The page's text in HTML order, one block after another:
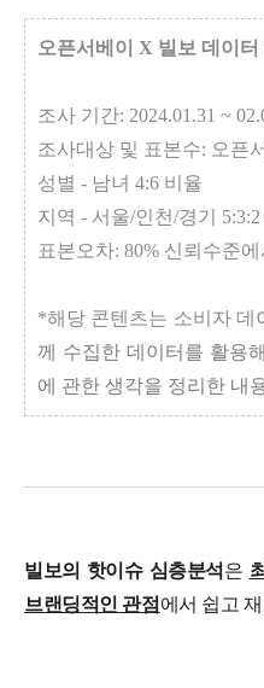
오픈서베이 X 빌보 데이터
조사 기간: 2024.01.31 ~
조사대상 및 표본수: 오픈
성별 - 남녀 4:6 비율
지역 - 서울/인천/경기
표본오차: 80% 신뢰수준에
*해당 콘텐츠는 소비자 데
께 수집한 데이터를 활용
에 관한 생각을 정리한 내
빌보의 핫이슈 심층분석 은
브랜딩적인 관점 에서 쉽고